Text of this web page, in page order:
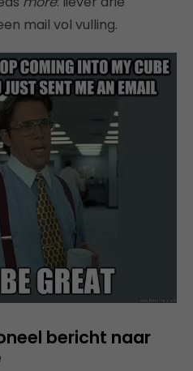
mail vol vulling.
bericht naar